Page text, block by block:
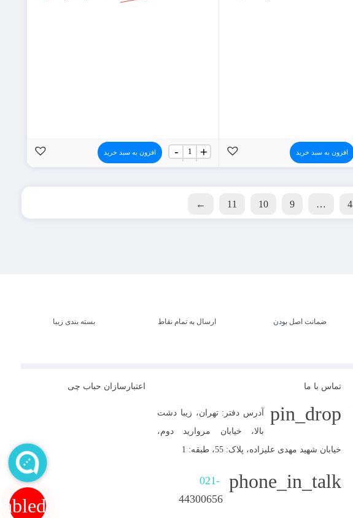
افزون به سبد خرید
جعبه
اسباب
لایه
14
عددی)
+
- افزون به سبد خرید
4
…
9
10
11
←
ضمانت اصل بودن ارسال به تمام نقاط بسته بندی زیبا
تماس با ما
pin_drop
آدرس دفتر: تهران، زیبا دشت
بالا، خیابان مروارید دوم،
خیابان شهید مهدی علیزاده، پلاک: 55، طبقه: 1
phone_in_talk
021-
44300656
اعتبارسازان حباب چی